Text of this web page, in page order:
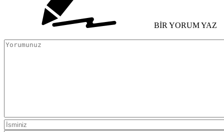
BİR YORUM YAZ